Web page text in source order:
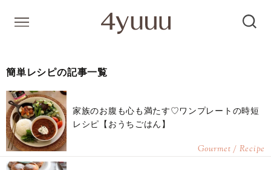
簡単レシピの記事一覧
家族のお腹も心も満たす♡ワンプレートの時短
レシピ【おうちごはん】
Gourmet / Recipe